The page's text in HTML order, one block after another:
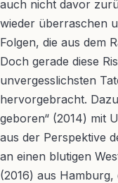
auch nicht davor
wieder überraschen
Folgen, die aus dem
Doch gerade diese
unvergesslichsten
hervorgebracht.
geboren“ (2014) mit
aus der Perspektive
an einen blutigen
(2016) aus